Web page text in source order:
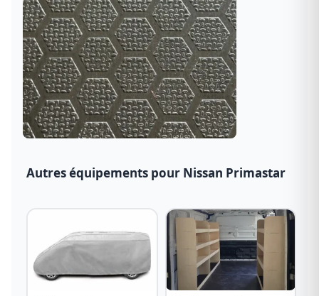
Autres équipements pour Nissan Primastar